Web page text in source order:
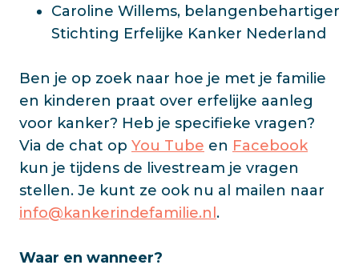
Caroline Willems, belangenbehartiger
Stichting Erfelijke Kanker Nederland
Ben je op zoek naar hoe je met je familie
en kinderen praat over erfelijke aanleg
voor kanker? Heb je specifieke vragen?
Via de chat op You Tube en Facebook
kun je tijdens de livestream je vragen
stellen. Je kunt ze ook nu al mailen naar
info@kankerindefamilie.nl .
Waar en wanneer?